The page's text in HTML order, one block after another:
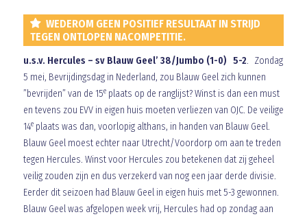
WEDEROM GEEN POSITIEF RESULTAAT IN STRIJD
TEGEN ONTLOPEN NACOMPETITIE.
u.s.v. Hercules – sv Blauw Geel’ 38/Jumbo (1-0) 5-2. Zondag
5 mei, Bevrijdingsdag in Nederland, zou Blauw Geel zich kunnen
”bevrijden” van de 15eplaats op de ranglijst? Winst is dan een must
en tevens zou EVV in eigen huis moeten verliezen van OJC. De veilige
14eplaats was dan, voorlopig althans, in handen van Blauw Geel.
Blauw Geel moest echter naar Utrecht/Voordorp om aan te treden
tegen Hercules. Winst voor Hercules zou betekenen dat zij geheel
veilig zouden zijn en dus verzekerd van nog een jaar derde divisie.
Eerder dit seizoen had Blauw Geel in eigen huis met 5-3 gewonnen.
Blauw Geel was afgelopen week vrij, Hercules had op zondag aan